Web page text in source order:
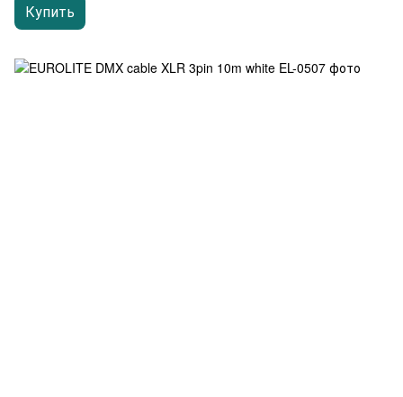
Купить